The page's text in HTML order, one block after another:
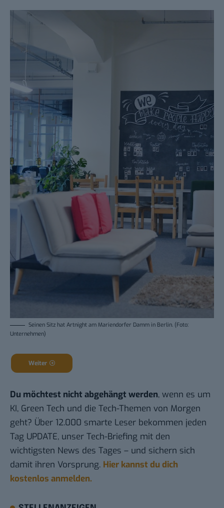
Seinen Sitz hat Artnight am Mariendorfer Damm in Berlin. (Foto:
Unternehmen)
Weiter
Du möchtest nicht abgehängt werden, wenn es um
KI, Green Tech und die Tech-Themen von Morgen
geht? Über 12.000 smarte Leser bekommen jeden
Tag UPDATE, unser Tech-Briefing mit den
wichtigsten News des Tages – und sichern sich
damit ihren Vorsprung. Hier kannst du dich
kostenlos anmelden.